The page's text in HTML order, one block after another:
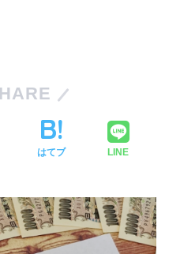
はてブ LINE